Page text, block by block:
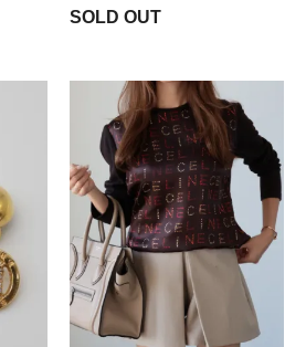
SOLD OUT